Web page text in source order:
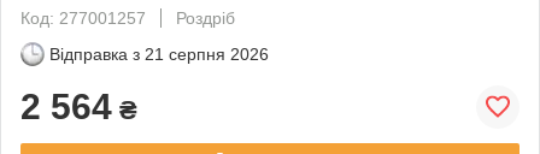
Код: 277001257
Роздріб
Відправка з 21 серпня 2026
2 564 ₴